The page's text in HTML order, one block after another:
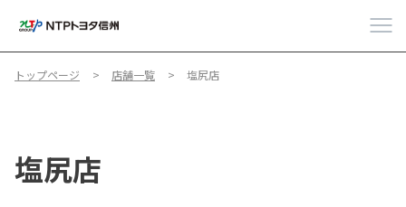
トップページ 店舗一覧 塩尻店
塩尻店